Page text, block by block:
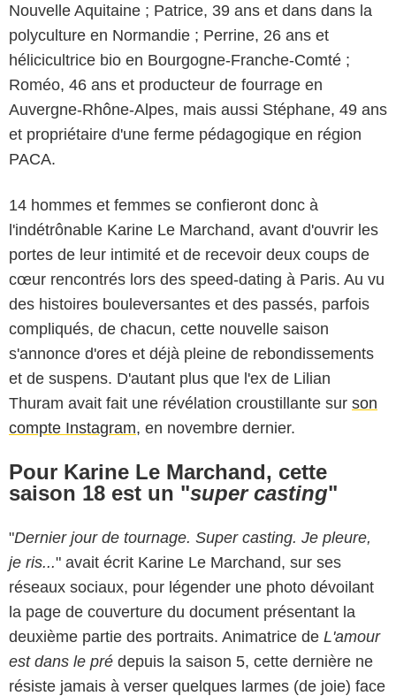
Nouvelle Aquitaine ; Patrice, 39 ans et dans dans la
polyculture en Normandie ; Perrine, 26 ans et
hélicicultrice bio en Bourgogne-Franche-Comté ;
Roméo, 46 ans et producteur de fourrage en
Auvergne-Rhône-Alpes, mais aussi Stéphane, 49 ans
et propriétaire d'une ferme pédagogique en région
PACA.
14 hommes et femmes se confieront donc à
l'indétrônable Karine Le Marchand, avant d'ouvrir les
portes de leur intimité et de recevoir deux coups de
cœur rencontrés lors des speed-dating à Paris. Au vu
des histoires bouleversantes et des passés, parfois
compliqués, de chacun, cette nouvelle saison
s'annonce d'ores et déjà pleine de rebondissements
et de suspens. D'autant plus que l'ex de Lilian
Thuram avait fait une révélation croustillante sur son
compte Instagram, en novembre dernier.
Pour Karine Le Marchand, cette
saison 18 est un "super casting"
"Dernier jour de tournage. Super casting. Je pleure,
je ris..." avait écrit Karine Le Marchand, sur ses
réseaux sociaux, pour légender une photo dévoilant
la page de couverture du document présentant la
deuxième partie des portraits. Animatrice de L'amour
est dans le pré depuis la saison 5, cette dernière ne
résiste jamais à verser quelques larmes (de joie) face